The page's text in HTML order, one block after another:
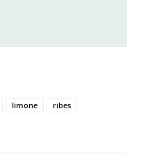
limone
ribes